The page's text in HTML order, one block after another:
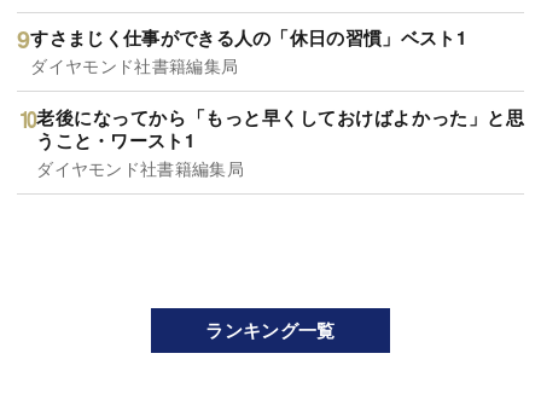
すさまじく仕事ができる人の「休日の習慣」ベスト1
ダイヤモンド社書籍編集局
老後になってから「もっと早くしておけばよかった」と思
うこと・ワースト1
ダイヤモンド社書籍編集局
ランキング一覧